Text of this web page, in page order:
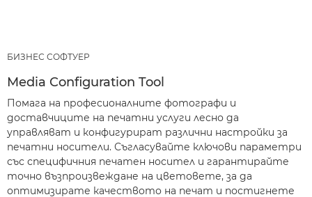
БИЗНЕС СОФТУЕР
Media Configuration Tool
Помага на професионалните фотографи и
доставчиците на печатни услуги лесно да
управляват и конфигурират различни настройки за
печатни носители. Съгласувайте ключови параметри
със специфичния печатен носител и гарантирайте
точно възпроизвеждане на цветовете, за да
оптимизирате качеството на печат и постигнете